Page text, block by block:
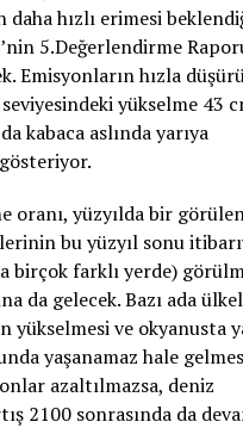
hızlı erimesi
5.Değerlendirme
Emisyonların hızla
yükselme 43
kabaca aslında yarıya
oranı, yüzyılda bir
bu yüzyıl sonu
birçok farklı yerde)
da gelecek. Bazı ada
yükselmesi ve okyanusta
yaşanamaz hale
azaltılmazsa, deniz
2100 sonrasında da